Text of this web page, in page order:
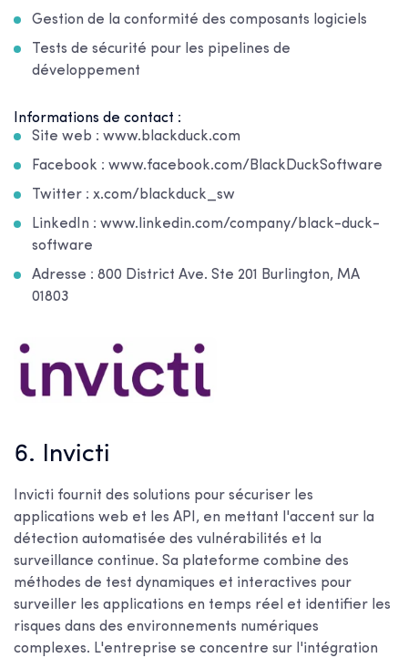
Gestion de la conformité des composants logiciels
Tests de sécurité pour les pipelines de
développement
Informations de contact :
Site web : www.blackduck.com
Facebook : www.facebook.com/BlackDuckSoftware
Twitter : x.com/blackduck_sw
LinkedIn : www.linkedin.com/company/black-duck-
software
Adresse : 800 District Ave. Ste 201 Burlington, MA
01803
6. Invicti
Invicti fournit des solutions pour sécuriser les
applications web et les API, en mettant l'accent sur la
détection automatisée des vulnérabilités et la
surveillance continue. Sa plateforme combine des
méthodes de test dynamiques et interactives pour
surveiller les applications en temps réel et identifier les
risques dans des environnements numériques
complexes. L'entreprise se concentre sur l'intégration